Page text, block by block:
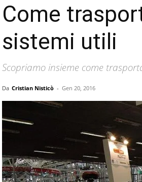
Come
sistemi utili
Scopriamo insieme come
Da Cristian Nisticò - Gen 20, 2016